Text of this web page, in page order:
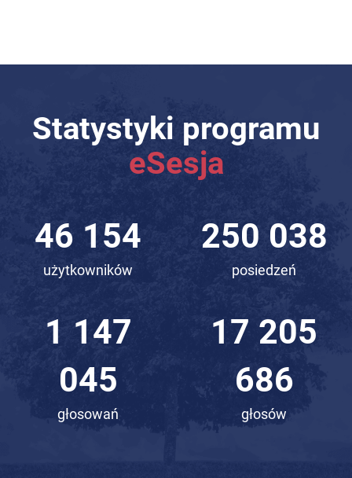
Statystyki programu
eSesja
65 659
użytkowników
355 707
posiedzeń
1 631
797
głosowań
24 476
967
głosów